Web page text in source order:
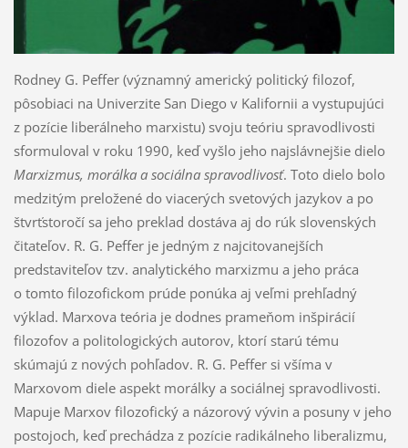
Rodney G. Peffer (významný americký politický filozof,
pôsobiaci na Univerzite San Diego v Kalifornii a vystupujúci
z pozície liberálneho marxistu) svoju teóriu spravodlivosti
sformuloval v roku 1990, keď vyšlo jeho najslávnejšie dielo
Marxizmus, morálka a sociálna spravodlivosť. Toto dielo bolo
medzitým preložené do viacerých svetových jazykov a po
štvrťstoročí sa jeho preklad dostáva aj do rúk slovenských
čitateľov. R. G. Peffer je jedným z najcitovanejších
predstaviteľov tzv. analytického marxizmu a jeho práca
o tomto filozofickom prúde ponúka aj veľmi prehľadný
výklad. Marxova teória je dodnes prameňom inšpirácií
filozofov a politologických autorov, ktorí starú tému
skúmajú z nových pohľadov. R. G. Peffer si všíma v
Marxovom diele aspekt morálky a sociálnej spravodlivosti.
Mapuje Marxov filozofický a názorový vývin a posuny v jeho
postojoch, keď prechádza z pozície radikálneho liberalizmu,